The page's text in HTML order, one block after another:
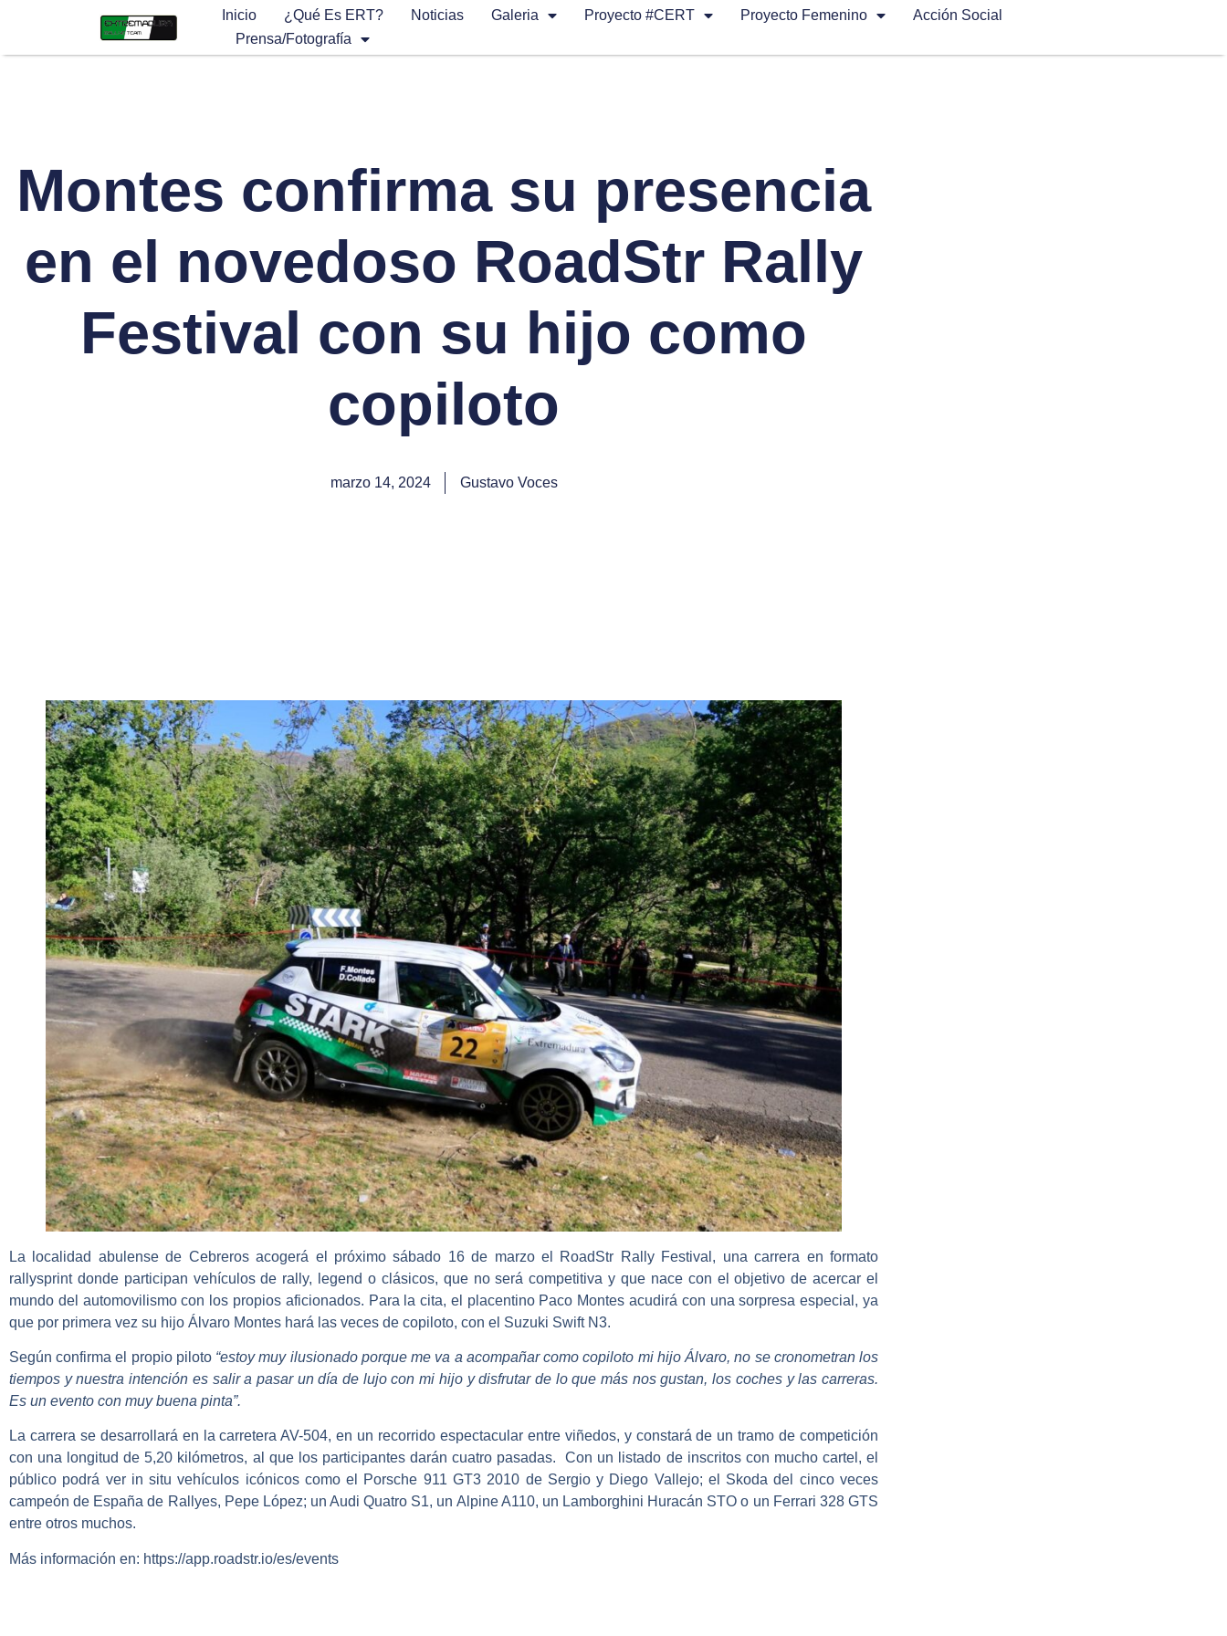
Inicio ¿Qué Es ERT? Noticias Galeria Proyecto #CERT Proyecto Femenino
Acción Social
Prensa/Fotografía
Montes confirma su presencia
en el novedoso RoadStr Rally
Festival con su hijo como
copiloto
marzo 14, 2024 Gustavo Voces
La localidad abulense de Cebreros acogerá el próximo sábado 16 de marzo el RoadStr Rally Festival , una carrera en formato
rallysprint donde participan vehículos de rally, legend o clásicos, que no será competitiva y que nace con el objetivo de acercar el
mundo del automovilismo con los propios aficionados. Para la cita, el placentino Paco Montes acudirá con una sorpresa especial, ya
que por primera vez su hijo Álvaro Montes hará las veces de copiloto, con el Suzuki Swift N3.
Según confirma el propio piloto “estoy muy ilusionado porque me va a acompañar como copiloto mi hijo Álvaro, no se cronometran los
tiempos y nuestra intención es salir a pasar un día de lujo con mi hijo y disfrutar de lo que más nos gustan, los coches y las carreras.
Es un evento con muy buena pinta”.
La carrera se desarrollará en la carretera AV-504, en un recorrido espectacular entre viñedos, y constará de un tramo de competición
con una longitud de 5,20 kilómetros, al que los participantes darán cuatro pasadas. Con un listado de inscritos con mucho cartel, el
público podrá ver in situ vehículos icónicos como el Porsche 911 GT3 2010 de Sergio y Diego Vallejo; el Skoda del cinco veces
campeón de España de Rallyes, Pepe López; un Audi Quatro S1, un Alpine A110, un Lamborghini Huracán STO o un Ferrari 328 GTS
entre otros muchos.
Más información en: https://app.roadstr.io/es/events